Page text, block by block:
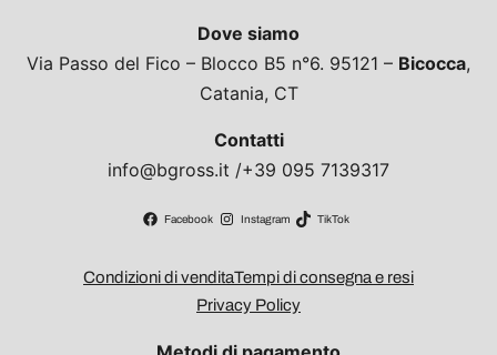
Dove siamo
Via Passo del Fico – Blocco B5 n°6. 95121 – Bicocca,
Catania, CT
Contatti
info@bgross.it /+39 095 7139317
Facebook Instagram TikTok
Condizioni di venditaTempi di consegna e resi
Privacy Policy